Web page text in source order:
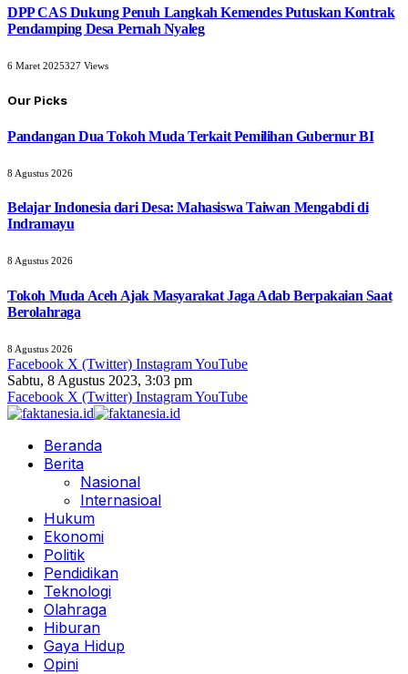
DPP CAS Dukung Penuh Langkah Kemendes Putuskan Kontrak
Pendamping Desa Pernah Nyaleg
6 Maret 2025327 Views
Our Picks
Pandangan Dua Tokoh Muda Terkait Pemilihan Gubernur BI
8 Agustus 2026
Belajar Indonesia dari Desa: Mahasiswa Taiwan Mengabdi di
Indramayu
8 Agustus 2026
Tokoh Muda Aceh Ajak Masyarakat Jaga Adab Berpakaian Saat
Berolahraga
8 Agustus 2026
Facebook X (Twitter) InstagramYouTube
Sabtu, 8 Agustus 2023, 3:03 pm
Facebook X (Twitter) InstagramYouTube
Beranda
Berita
Nasional
Internasioal
Hukum
Ekonomi
Politik
Pendidikan
Teknologi
Olahraga
Hiburan
Gaya Hidup
Opini